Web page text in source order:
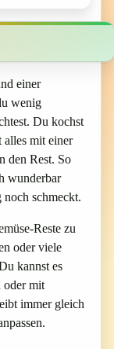
einer
wenig
Du kochst
alles mit einer
den Rest. So
wunderbar
noch schmeckt.
Reste zu
oder viele
kannst es
oder mit
immer gleich